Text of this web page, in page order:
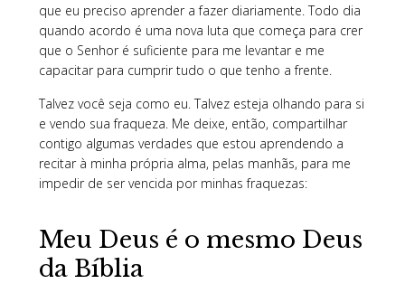
que eu preciso aprender a fazer diariamente. Todo dia
quando acordo é uma nova luta que começa para crer
que o Senhor é suficiente para me levantar e me
capacitar para cumprir tudo o que tenho a frente.
Talvez você seja como eu. Talvez esteja olhando para si
e vendo sua fraqueza. Me deixe, então, compartilhar
contigo algumas verdades que estou aprendendo a
recitar à minha própria alma, pelas manhãs, para me
impedir de ser vencida por minhas fraquezas:
Meu Deus é o mesmo Deus
da Bíblia